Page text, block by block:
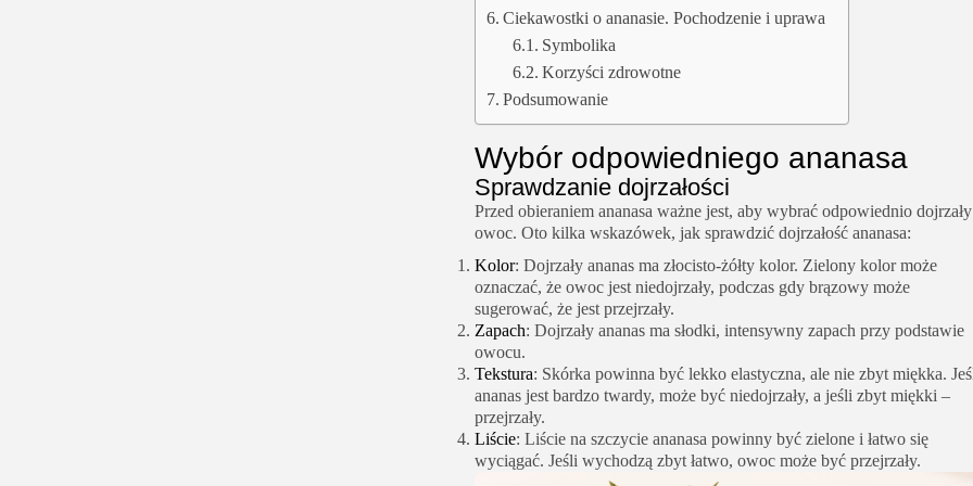
Ciekawostki o ananasie. Pochodzenie i uprawa
Symbolika
Korzyści zdrowotne
Podsumowanie
Wybór odpowiedniego ananasa
Sprawdzanie dojrzałości
Przed obieraniem ananasa ważne jest, aby wybrać odpowiednio dojrzały
owoc. Oto kilka wskazówek, jak sprawdzić dojrzałość ananasa:
Kolor: Dojrzały ananas ma złocisto-żółty kolor. Zielony kolor może
oznaczać, że owoc jest niedojrzały, podczas gdy brązowy może
sugerować, że jest przejrzały.
Zapach: Dojrzały ananas ma słodki, intensywny zapach przy podstawie
owocu.
Tekstura: Skórka powinna być lekko elastyczna, ale nie zbyt miękka.
ananas jest bardzo twardy, może być niedojrzały, a jeśli zbyt miękki –
przejrzały.
Liście: Liście na szczycie ananasa powinny być zielone i łatwo się
wyciągać. Jeśli wychodzą zbyt łatwo, owoc może być przejrzały.